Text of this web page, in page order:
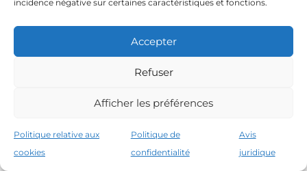
incidence négative sur certaines caractéristiques et fonctions.
Accepter
Refuser
Afficher les préférences
Politique relative aux
cookies
Politique de
confidentialité
Avis
juridique
Objectif :former des techniciens supérieurs
avec des compétences spécialisées et des
responsabilités intermédiaires.
Parcours professionnels:
Entrer sur le marché du travail avec de
Ou continuer à l’université (de nombreux